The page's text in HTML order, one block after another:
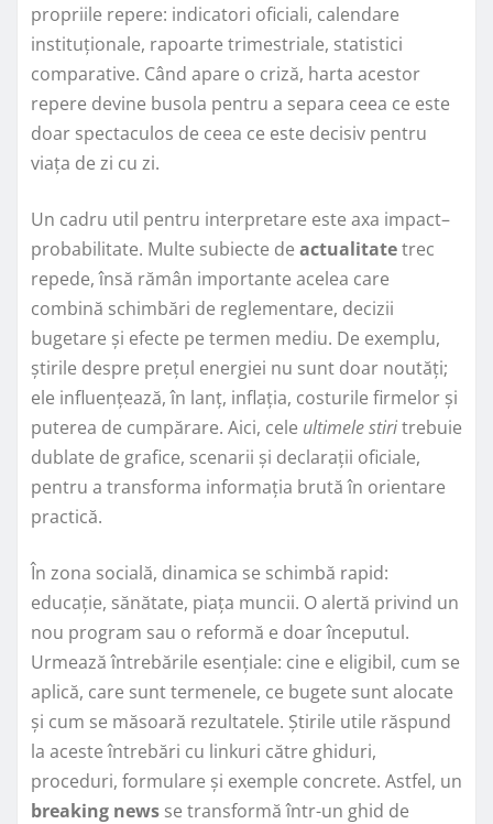
propriile repere: indicatori oficiali, calendare
instituționale, rapoarte trimestriale, statistici
comparative. Când apare o criză, harta acestor
repere devine busola pentru a separa ceea ce este
doar spectaculos de ceea ce este decisiv pentru
viața de zi cu zi.
Un cadru util pentru interpretare este axa impact–
probabilitate. Multe subiecte de actualitatetrec
repede, însă rămân importante acelea care
combină schimbări de reglementare, decizii
bugetare și efecte pe termen mediu. De exemplu,
știrile despre prețul energiei nu sunt doar noutăți;
ele influențează, în lanț, inflația, costurile firmelor și
puterea de cumpărare. Aici, cele ultimele stiritrebuie
dublate de grafice, scenarii și declarații oficiale,
pentru a transforma informația brută în orientare
practică.
În zona socială, dinamica se schimbă rapid:
educație, sănătate, piața muncii. O alertă privind un
nou program sau o reformă e doar începutul.
Urmează întrebările esențiale: cine e eligibil, cum se
aplică, care sunt termenele, ce bugete sunt alocate
și cum se măsoară rezultatele. Știrile utile răspund
la aceste întrebări cu linkuri către ghiduri,
proceduri, formulare și exemple concrete. Astfel, un
breaking news se transformă într-un ghid de